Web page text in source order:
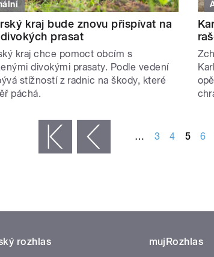
kraj bude znovu přispívat na
prasat
kraj chce pomoct obcím s
divokými prasaty. Podle vedení
stížností z radnic na škody, které
páchá.
‹ předchozí … 3 4 5 6
rozhlas mujRozhlas